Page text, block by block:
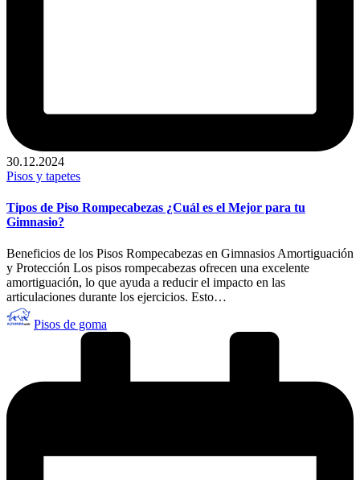
30.12.2024
Publicado
Pisos y tapetes
Tipos de Piso Rompecabezas ¿Cuál es el Mejor para tu
Gimnasio?
Beneficios de los Pisos Rompecabezas en Gimnasios Amortiguación
y Protección Los pisos rompecabezas ofrecen una excelente
amortiguación, lo que ayuda a reducir el impacto en las
articulaciones durante los ejercicios. Esto…
Publicado
por
Pisos de goma